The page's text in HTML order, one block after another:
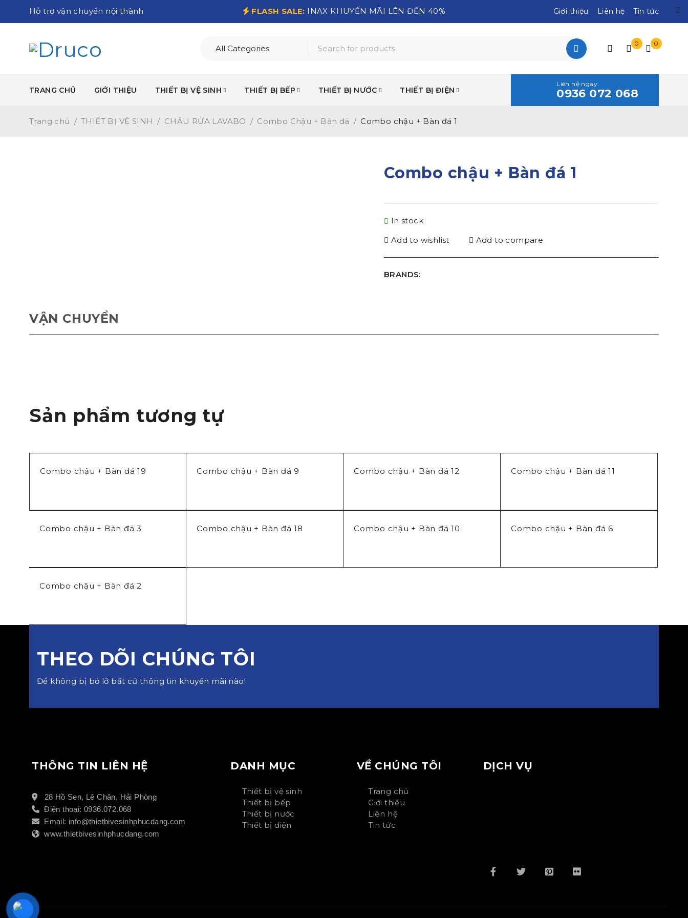
Hỗ trợ vận chuyển nội thành FLASH SALE: INAX KHUYẾN MÃI LÊN ĐẾN 40% Giới thiệu Liên hệ Tin tức
0 0
TRANG CHỦ GIỚI THIỆU THIẾT BỊ VỆ SINH THIẾT BỊ BẾP THIẾT BỊ NƯỚC THIẾT BỊ ĐIỆN
Liên hệ ngay:
0936 072 068
Trang chủ / THIẾT BỊ VỆ SINH / CHẬU RỬA LAVABO / Combo Chậu + Bàn đá / Combo chậu + Bàn đá 1
Combo chậu + Bàn đá 1
In stock
Add to wishlist
Add to compare
BRANDS:
VẬN CHUYỂN
Sản phẩm tương tự
Combo chậu + Bàn đá 19 Combo chậu + Bàn đá 9 Combo chậu + Bàn đá 12 Combo chậu + Bàn đá 11
Combo chậu + Bàn đá 3 Combo chậu + Bàn đá 18 Combo chậu + Bàn đá 10 Combo chậu + Bàn đá 6
Combo chậu + Bàn đá 2
THEO DÕI CHÚNG TÔI
Để không bị bỏ lỡ bất cứ thông tin khuyến mãi nào!
THÔNG TIN LIÊN HỆ
28 Hồ Sen, Lê Chân, Hải Phòng
Điện thoại: 0936.072.068
Email: info@thietbivesinhphucdang.com
www.thietbivesinhphucdang.com
DANH MỤC
Thiết bị vệ sinh
Thiết bị bếp
Thiết bị nước
Thiết bị điện
VỀ CHÚNG TÔI
Trang chủ
Giới thiệu
Liên hệ
Tin tức
DỊCH VỤ